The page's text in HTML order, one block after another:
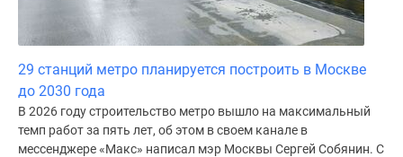
поселки
коттеджные
поселки
Коттеджные
поселки
29 станций метро планируется построить в Москве
до 2030 года
В 2026 году строительство метро вышло на максимальный
темп работ за пять лет, об этом в своем канале в
мессенджере «Макс» написал мэр Москвы Сергей Собянин. С